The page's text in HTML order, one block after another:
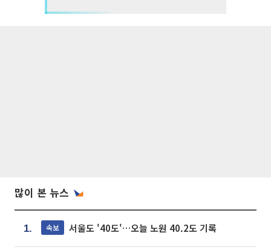
많이 본 뉴스
1. 속보 서울도 '40도'…오늘 노원 40.2도 기록